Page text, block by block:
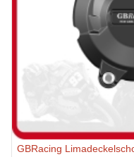
GBRacing